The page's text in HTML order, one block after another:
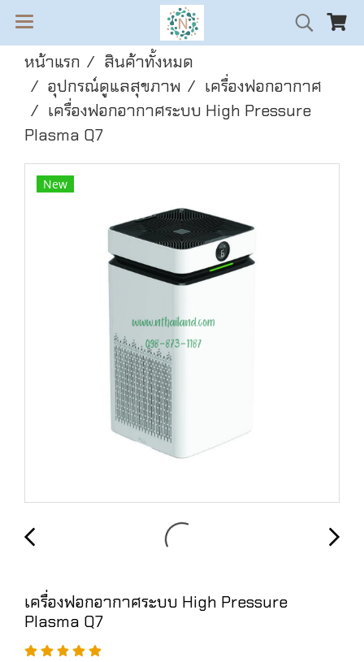
หน้าแรก
สินค้าทั้งหมด
อุปกรณ์ดูแลสุขภาพ
เครื่องฟอกอากาศ
เครื่องฟอกอากาศระบบ High Pressure
Plasma Q7
New
เครื่องฟอกอากาศระบบ High Pressure
Plasma Q7